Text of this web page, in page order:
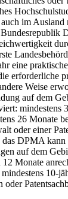
auch im
eine
erforderliche
Weise
auf dem
mindestens
26 Monate
oder einer
das DPMA
auf dem
12 Monate
10-
oder